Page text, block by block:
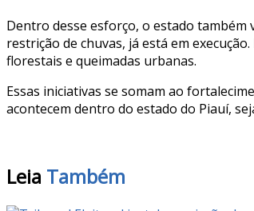
Dentro desse esforço, o estado
restrição de chuvas, já está em
florestais e queimadas urbanas.
Essas iniciativas se somam ao
acontecem dentro do estado do Piauí,
Leia Também